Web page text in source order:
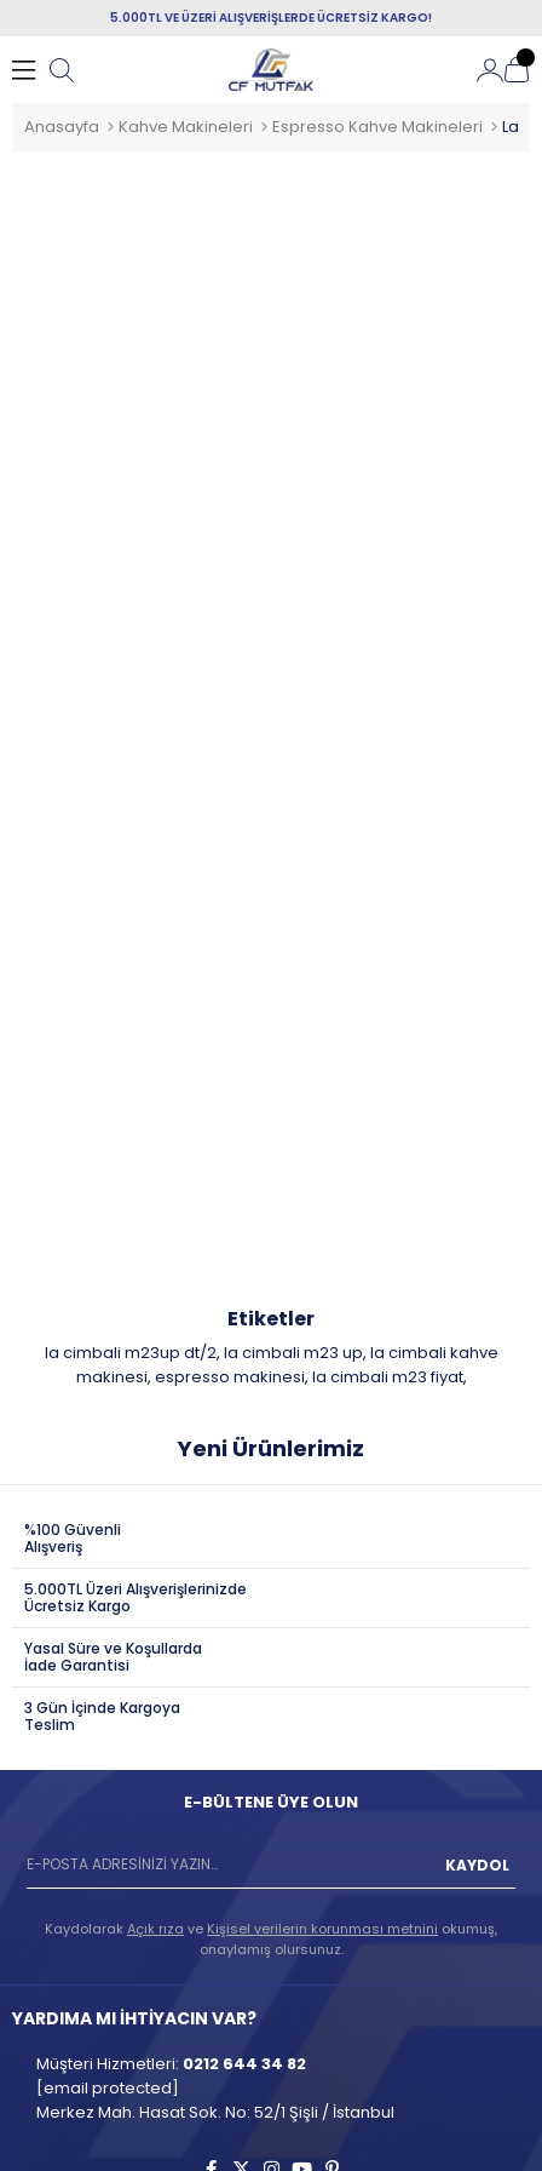
5.000TL VE ÜZERİ ALIŞVERİŞLERDE ÜCRETSİZ KARGO!
Anasayfa Kahve Makineleri Espresso Kahve Makineleri
Etiketler
la cimbali m23up dt/2, la cimbali m23 up, la cimbali kahve
makinesi, espresso makinesi, la cimbali m23 fiyat,
Yeni Ürünlerimiz
%100 Güvenli
Alışveriş
5.000TL Üzeri Alışverişlerinizde
Ücretsiz Kargo
Yasal Süre ve Koşullarda
İade Garantisi
3 Gün İçinde Kargoya
Teslim
E-BÜLTENE ÜYE OLUN
KAYDOL
KaydolarakAçık rıza ve Kişisel verilerin korunması metnini okumuş,
onaylamış olursunuz.
YARDIMA MI İHTİYACIN VAR?
Müşteri Hizmetleri: 0212 644 34 82
[email protected]
Merkez Mah. Hasat Sok. No: 52/1 Şişli / İstanbul